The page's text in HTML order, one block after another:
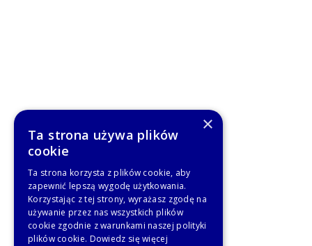
×
Ta strona używa plików
cookie
Ta strona korzysta z plików cookie, aby
zapewnić lepszą wygodę użytkowania.
Korzystając z tej strony, wyrażasz zgodę na
używanie przez nas wszystkich plików
cookie zgodnie z warunkami naszej polityki
plików cookie. Dowiedz się więcej